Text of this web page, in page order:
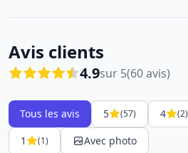
Avis clients
4.9sur 5(60 avis)
Tous les avis 5 (57) 4 (2)
1
(1) Avec photo